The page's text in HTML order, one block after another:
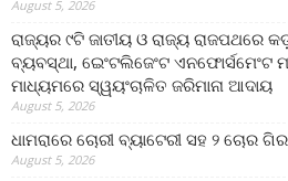
August 5, 2026
ରାଜ୍ୟର ୯ଟି ଜାତୀୟ ଓ ରାଜ୍ୟ ରାଜପଥରେ
ବ୍ୟବସ୍ଥା, ଇେଂଟଲିଜେଂଟ ଏନଫୋର୍ସମେଂଟ
ମାଧ୍ୟମରେ ସ୍ୱୟଂଚାଳିତ ଜରିମାନା ଆଦାୟ
August 5, 2026
ଧାମରାରେ ଚୋରୀ ବ୍ୟାଟେରୀ ସହ ୨ ଚୋର
August 5, 2026